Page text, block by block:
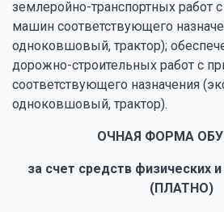
землеройно-транспортных работ
машин соответствующего
одноковшовый, трактор);
дорожно-строительных работ с
соответствующего назначения
одноковшовый, трактор).
ОЧНАЯ ФОРМА
за счет средств физических
(ПЛАТНО)